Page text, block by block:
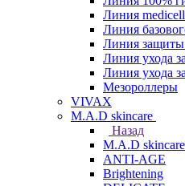
Линия
Линия
Линия защиты
Линия ухода
Линия ухода
Мезороллеры
VIVAX
M.A.D skincare
Назад
M.A.D skincare
ANTI-AGE
Brightening